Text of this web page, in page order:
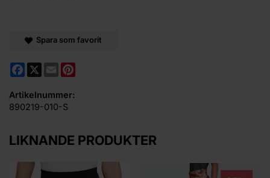
Spara som favorit
Facebook
X Email
Artikelnummer:
890219-010-S
LIKNANDE PRODUKTER